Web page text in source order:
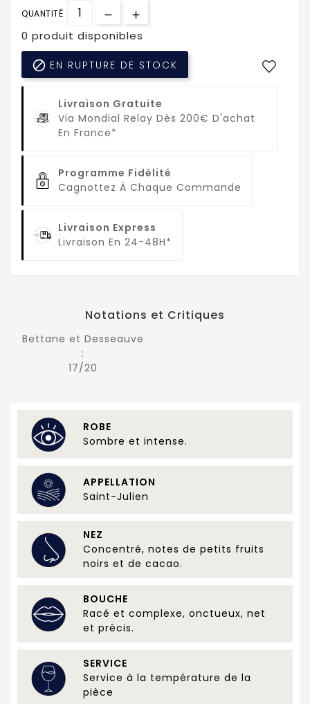
QUANTITÉ
0 produit disponibles
 EN RUPTURE DE STOCK
Livraison Gratuite
Via Mondial Relay Dès 200€ D'achat
En France*
Programme Fidélité
Cagnottez À Chaque Commande
Livraison Express
Livraison En 24-48H*
Notations et Critiques
Bettane et Desseauve
:
17/20
ROBE
Sombre et intense.
APPELLATION
Saint-Julien
NEZ
Concentré, notes de petits fruits
noirs et de cacao.
BOUCHE
Racé et complexe, onctueux, net
et précis.
SERVICE
Service à la température de la
pièce